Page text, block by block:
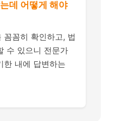
데 어떻게 해야
꼼꼼히 확인하고, 법
수 있으니 전문가
한 내에 답변하는